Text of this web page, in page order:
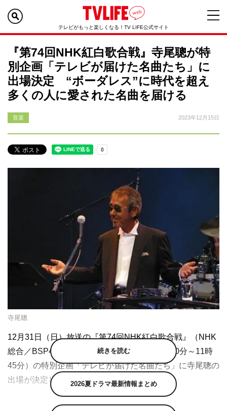
テレビがもっと楽しくなる！TV LIFE公式サイト
『第74回NHK紅白歌合戦』寺尾聰が特
別企画「テレビが届けた名曲たち」に
出場決定 “ボーダレス”に時代を超え
多くの人に愛された名曲を届ける
音楽 2023年12月15日
寺尾聰
12月31日（日）放送の『第74回NHK紅白歌合戦』（NHK
総合／BSP4K／BS8K／ラジオ第1 午後7時20分～11時
45分）の特別企画「テレビが届けた名曲たち」に寺尾聰の
出場が決定した。
続きを読む
2026夏ドラマ最新情報まとめ